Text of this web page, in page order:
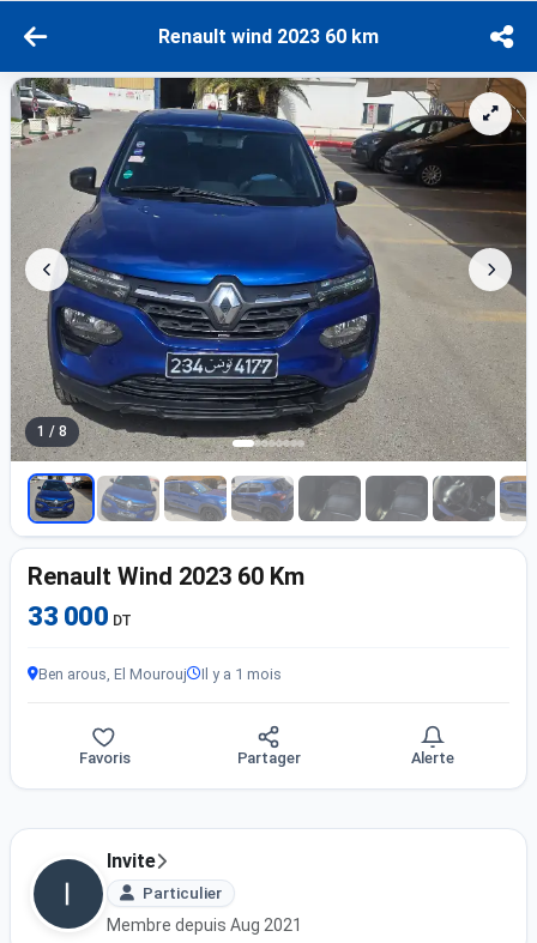
Renault wind 2023 60 km
1 / 8
Renault Wind 2023 60 Km
33 000 DT
Ben arous, El Mourouj Il y a 1 mois
Favoris Partager Alerte
Invite
Particulier
Membre depuis Aug 2021